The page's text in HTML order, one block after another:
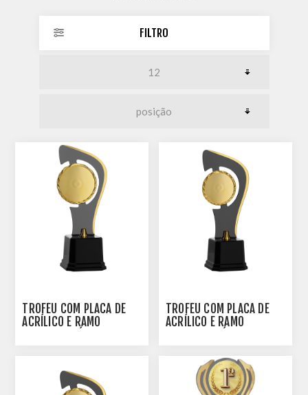
FILTRO
TROFÉU COM PLACA DE
ACRÍLICO E RAMO
TROFÉU COM PLACA DE
ACRÍLICO E RAMO